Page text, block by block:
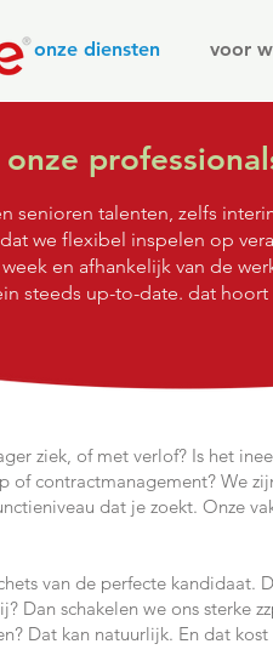
onze diensten voor
senioren talenten, zelfs
we flexibel inspelen op
en afhankelijk van de
steeds up-to-date. dat
ziek, of met verlof? Is het
of contractmanagement? We
dat je zoekt. Onze
van de perfecte
Dan schakelen we ons sterke
Dat kan natuurlijk. En dat kost